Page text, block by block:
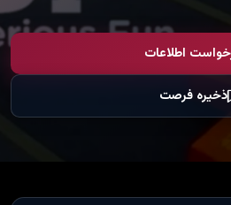
اطلاعات
ذخیره فرصت